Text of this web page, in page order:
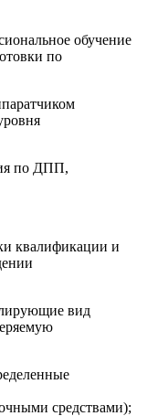
обучение
по
по ДПП,
квалификации и
вид
средствами);